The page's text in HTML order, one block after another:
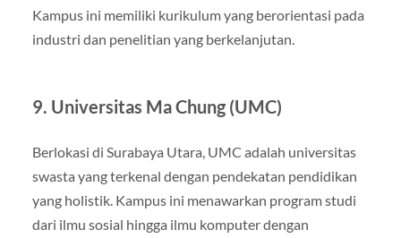
Kampus ini memiliki kurikulum yang berorientasi pada
industri dan penelitian yang berkelanjutan.
9. Universitas Ma Chung (UMC)
Berlokasi di Surabaya Utara, UMC adalah universitas
swasta yang terkenal dengan pendekatan pendidikan
yang holistik. Kampus ini menawarkan program studi
dari ilmu sosial hingga ilmu komputer dengan